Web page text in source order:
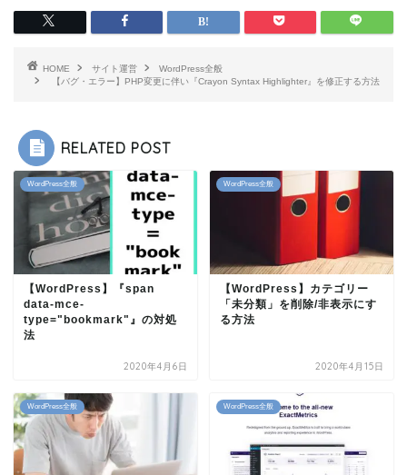
HOME サイト運営
WordPress全般
【バグ・エラー】PHP変更に伴い『Crayon Syntax Highlighter』を修正する方法
RELATED POST
WordPress全般
【WordPress】『span
data-mce-
type="bookmark"』の対処
法
2020年4月6日
WordPress全般
【WordPress】カテゴリー
「未分類」を削除/非表示にす
る方法
2020年4月15日
WordPress全般 WordPress全般